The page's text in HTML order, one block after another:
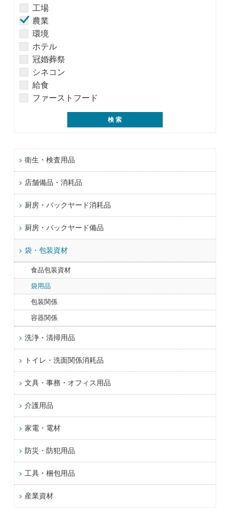
工場
農業
環境
ホテル
冠婚葬祭
シネコン
給食
ファーストフード
衛生・検査用品
店舗備品・消耗品
厨房・バックヤード消耗品
厨房・バックヤード備品
袋・包装資材
食品包装資材
袋用品
包装関係
容器関係
洗浄・清掃用品
トイレ・洗面関係消耗品
文具・事務・オフィス用品
介護用品
家電・電材
防災・防犯用品
工具・梱包用品
産業資材